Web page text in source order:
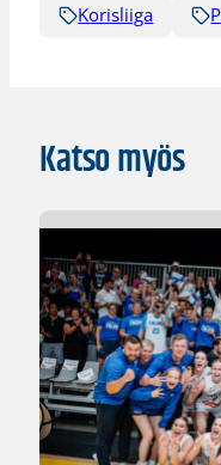
Korisliiga
Katso myös